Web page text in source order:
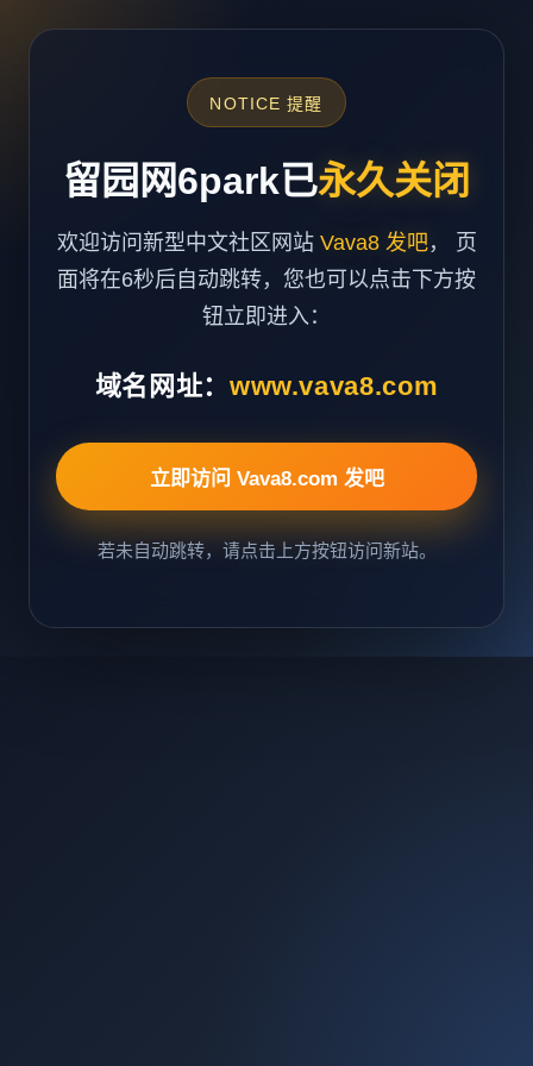
NOTICE 提醒
留园网6park已永久关闭
欢迎访问新型中文社区网站 Vava8 发吧， 页
面将在6秒后自动跳转，您也可以点击下方按
钮立即进入：
域名网址： www.vava8.com
立即访问 Vava8.com 发吧
若未自动跳转，请点击上方按钮访问新站。